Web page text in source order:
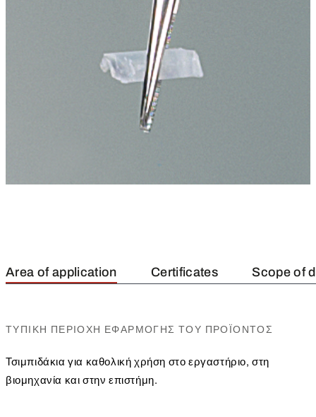
Area of application Certificates Scope of
ΤΥΠΙΚΉ ΠΕΡΙΟΧΉ ΕΦΑΡΜΟΓΉΣ ΤΟΥ ΠΡΟΪΌΝΤΟΣ
Τσιμπιδάκια για καθολική χρήση στο εργαστήριο, στη
βιομηχανία και στην επιστήμη.